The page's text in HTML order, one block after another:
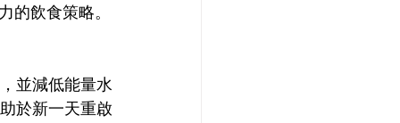
的飲食策略。
並減低能量水
於新一天重啟